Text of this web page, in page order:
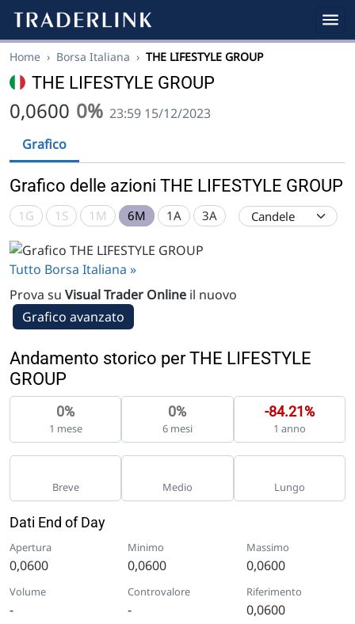
Home › Borsa Italiana › THE LIFESTYLE GROUP
THE LIFESTYLE GROUP
0,0600 0% 23:59 15/12/2023
Grafico
Grafico delle azioni THE LIFESTYLE GROUP
1G 1S 1M 6M 1A 3A
Tutto Borsa Italiana »
Prova su Visual Trader Online il nuovo
Grafico avanzato
Andamento storico per THE LIFESTYLE
GROUP
0%
1 mese
0%
6 mesi
-84.21%
1 anno
Breve Medio Lungo
Dati End of Day
Apertura
0,0600
Minimo
0,0600
Massimo
0,0600
Volume
-
Controvalore
-
Riferimento
0,0600